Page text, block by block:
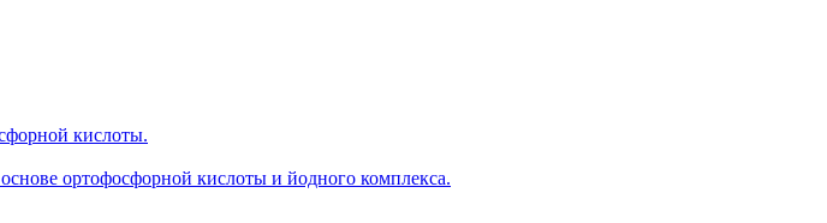
кислоты.
ортофосфорной кислоты и йодного комплекса.